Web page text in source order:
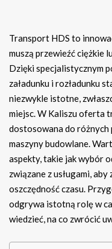
Transport HDS to
muszą przewieźć ciężkie
Dzięki specjalistycznym
załadunku i rozładunku
niezwykle istotne,
miejsc. W Kaliszu oferta
dostosowana do różnych
maszyny budowlane.
aspekty, takie jak wybór
związane z usługami,
oszczędność czasu.
odgrywa istotną rolę w
wiedzieć, na co zwrócić